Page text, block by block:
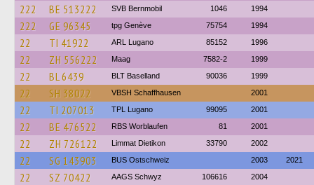
222 BE 513222 SVB Bernmobil 1046 1994
222 GE 96345 tpg Genève 75754 1994
22 TI 41922 ARL Lugano 85152 1996
22 ZH 556222 Maag 7582-2 1999
22 BL 6439 BLT Baselland 90036 1999
22 SH 38022 VBSH Schaffhausen 2001
22 TI 207013 TPL Lugano 99095 2001
22 BE 476522 RBS Worblaufen 81 2001
22 ZH 726122 Limmat Dietikon 33790 2002
22 SG 143903 BUS Ostschweiz 2003 2021
22 SZ 70422 AAGS Schwyz 106616 2004